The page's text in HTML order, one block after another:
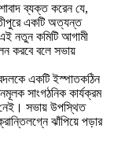
ব্যক্ত করেন যে,
একটি অত্যন্ত
নতুন কমিটি আগামী
করবে বলে সভায়
একটি ইস্পাতকঠিন
সাংগঠনিক কার্যক্রম
নেই। সভায় উপস্থিত
ঝাঁপিয়ে পড়ার